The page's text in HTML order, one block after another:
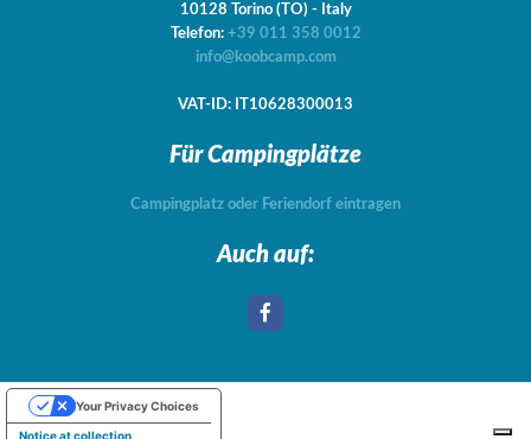
10128 Torino (TO) - Italy
Telefon: +39 011 358 0012
info@koobcamp.com
VAT-ID: IT10628300013
Für Campingplätze
Campingplatz oder Feriendorf eintragen
Auch auf:
Notice at collection
Your Privacy Choices